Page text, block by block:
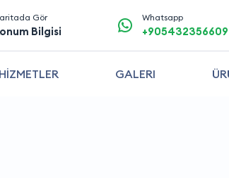
Gör
Bilgisi
Whatsapp
+905432356609
HİZMETLER GALERI